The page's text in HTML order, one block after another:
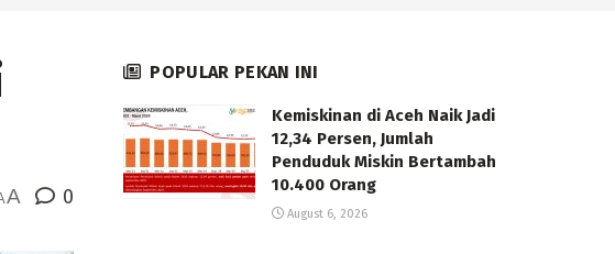
A 0
POPULAR PEKAN INI
Kemiskinan di Aceh Naik Jadi
12,34 Persen, Jumlah
Penduduk Miskin Bertambah
10.400 Orang
August 6, 2026